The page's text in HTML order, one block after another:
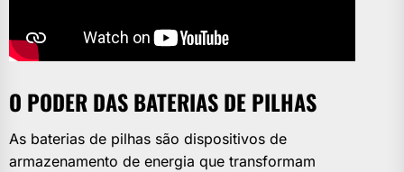
O PODER DAS BATERIAS DE PILHAS
As baterias de pilhas são dispositivos de
armazenamento de energia que transformam